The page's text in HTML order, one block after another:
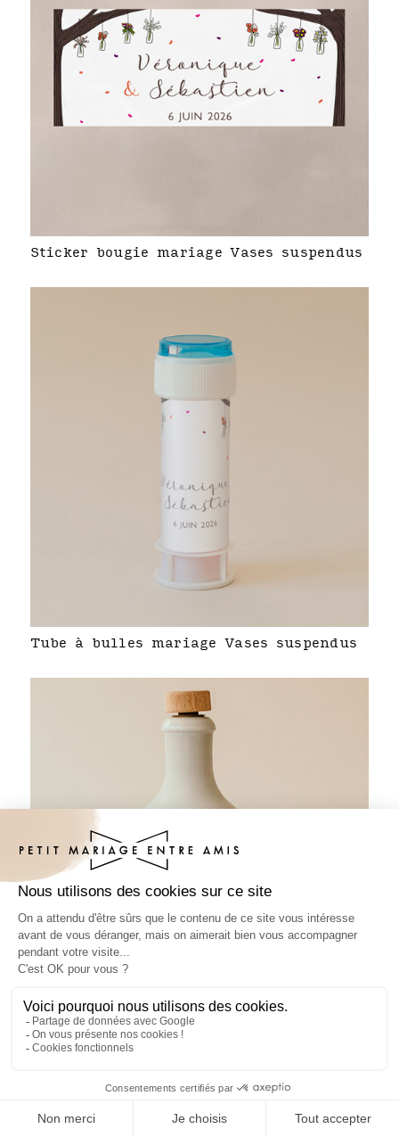
Sticker bougie mariage Vases suspendus
Tube à bulles mariage Vases suspendus
Sticker bouteille mariage Vases
suspendus